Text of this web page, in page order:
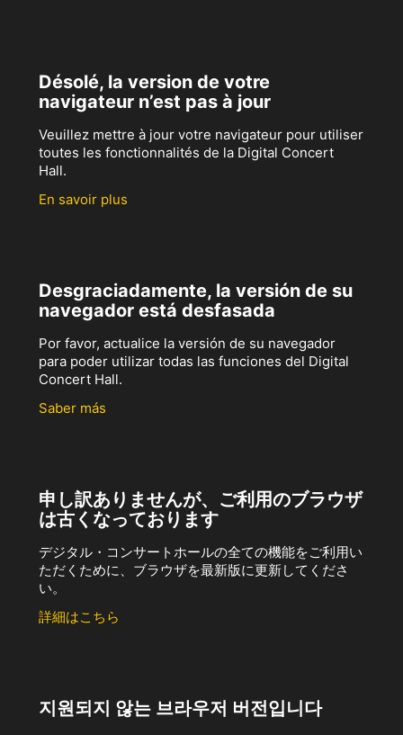
Désolé, la version de votre
navigateur n’est pas à jour
Veuillez mettre à jour votre navigateur pour utiliser
toutes les fonctionnalités de la Digital Concert
Hall.
En savoir plus
Desgraciadamente, la versión de su
navegador está desfasada
Por favor, actualice la versión de su navegador
para poder utilizar todas las funciones del Digital
Concert Hall.
Saber más
申し訳ありませんが、ご利用のブラウザ
は古くなっております
デジタル・コンサートホールの全ての機能をご利用い
ただくために、ブラウザを最新版に更新してくださ
い。
詳細はこちら
지원되지 않는 브라우저 버전입니다